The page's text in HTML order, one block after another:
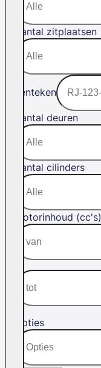
Aantal zitplaatsen
Kenteken
Aantal deuren
Aantal cilinders
Motorinhoud (cc's)
Opties